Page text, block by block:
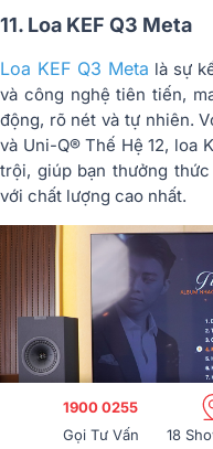
11. Loa KEF Q3 Meta
Loa KEF Q3 Meta là sự
và công nghệ tiên tiến,
động, rõ nét và tự nhiên.
và Uni-Q® Thế Hệ 12, loa
trội, giúp bạn thưởng
với chất lượng cao nhất.
1900 0255
Gọi Tư Vấn
18